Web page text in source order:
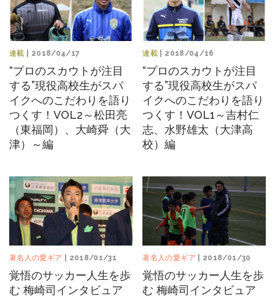
連載 | 2018/04/17
“プロのスカウトが注目
する”現役高校生がスパ
イクへのこだわりを語り
つくす！VOL2～松田亮
（東福岡）、大崎舜（大
津）～編
連載 | 2018/04/16
“プロのスカウトが注目
する”現役高校生がスパ
イクへのこだわりを語り
つくす！VOL1～吉村仁
志、水野雄太（大津高
校）編
著名人の愛ギア | 2018/01/31
覚悟のサッカー人生を歩
む 梅崎司インタビュア
著名人の愛ギア | 2018/01/30
覚悟のサッカー人生を歩
む 梅崎司インタビュア